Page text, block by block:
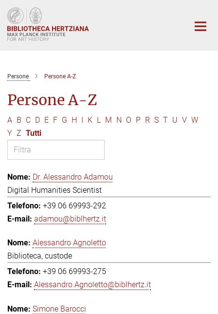
Main-
Content
Persone Persone A-Z
Persone A-Z
A B C D E F G H I K L M N O P R S T U V W
Y Z Tutti
Dr. Alessandro Adamou
Digital Humanities Scientist
+39 06 69993-292
adamou@biblhertz.it
Alessandro Agnoletto
Biblioteca, custode
+39 06 69993-275
Alessandro.Agnoletto@biblhertz.it
Simone Barocci